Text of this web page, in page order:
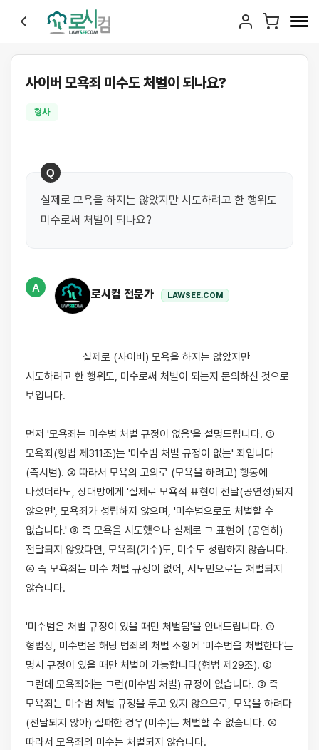
사이버 모욕죄 미수도 처벌이 되나요?
형사
Q
실제로 모욕을 하지는 않았지만 시도하려고 한 행위도
미수로써 처벌이 되나요?
A
로시컴 전문가 LAWSEE.COM
시도하려고 한 행위도, 미수로써 처벌이 되는지 문의하신 것으로
보입니다.
먼저 '모욕죄는 미수범 처벌 규정이 없음'을 설명드립니다. ①
모욕죄(형법 제311조)는 '미수범 처벌 규정이 없는' 죄입니다
(즉시범). ② 따라서 모욕의 고의로 (모욕을 하려고) 행동에
나섰더라도, 상대방에게 '실제로 모욕적 표현이 전달(공연성)되지
않으면', 모욕죄가 성립하지 않으며, '미수범으로도 처벌할 수
없습니다.' ③ 즉 모욕을 시도했으나 실제로 그 표현이 (공연히)
전달되지 않았다면, 모욕죄(기수)도, 미수도 성립하지 않습니다.
④ 즉 모욕죄는 미수 처벌 규정이 없어, 시도만으로는 처벌되지
않습니다.
'미수범은 처벌 규정이 있을 때만 처벌됨'을 안내드립니다. ①
형법상, 미수범은 해당 범죄의 처벌 조항에 '미수범을 처벌한다'는
명시 규정이 있을 때만 처벌이 가능합니다(형법 제29조). ②
그런데 모욕죄에는 그런(미수범 처벌) 규정이 없습니다. ③ 즉
모욕죄는 미수범 처벌 규정을 두고 있지 않으므로, 모욕을 하려다
(전달되지 않아) 실패한 경우(미수)는 처벌할 수 없습니다. ④
따라서 모욕죄의 미수는 처벌되지 않습니다.